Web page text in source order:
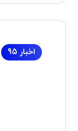
اخبار 95